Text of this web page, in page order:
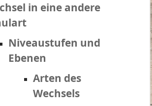
in eine andere
Niveaustufen und
Ebenen
Arten des
Wechsels